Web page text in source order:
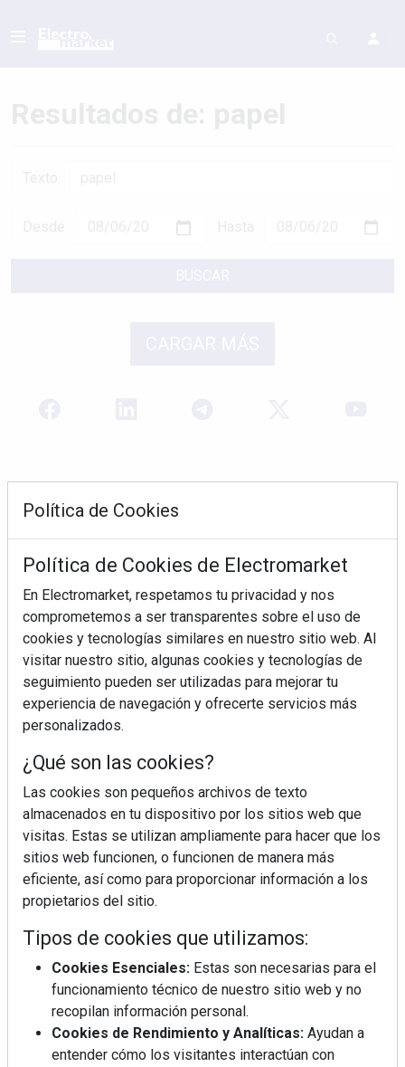
REVISTA 378
Política de Cookies
Política de Cookies de Electromarket
En Electromarket, respetamos tu privacidad y nos
comprometemos a ser transparentes sobre el uso de
cookies y tecnologías similares en nuestro sitio web. Al
visitar nuestro sitio, algunas cookies y tecnologías de
seguimiento pueden ser utilizadas para mejorar tu
experiencia de navegación y ofrecerte servicios más
personalizados.
¿Qué son las cookies?
Las cookies son pequeños archivos de texto
almacenados en tu dispositivo por los sitios web que
visitas. Estas se utilizan ampliamente para hacer que los
sitios web funcionen, o funcionen de manera más
eficiente, así como para proporcionar información a los
propietarios del sitio.
Tipos de cookies que utilizamos:
Cookies Esenciales: Estas son necesarias para el
funcionamiento técnico de nuestro sitio web y no
recopilan información personal.
Cookies de Rendimiento y Analíticas: Ayudan a
entender cómo los visitantes interactúan con